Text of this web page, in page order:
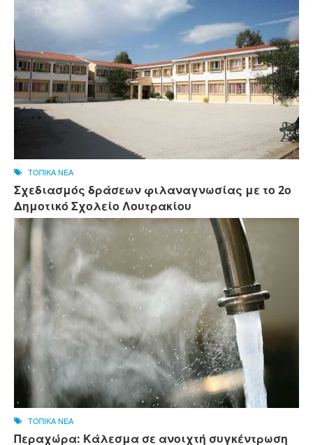
ΤΟΠΙΚΑ ΝΕΑ
Σχεδιασμός δράσεων φιλαναγνωσίας με το 2ο
Δημοτικό Σχολείο Λουτρακίου
ΤΟΠΙΚΑ ΝΕΑ
Περαχώρα: Κάλεσμα σε ανοιχτή συγκέντρωση